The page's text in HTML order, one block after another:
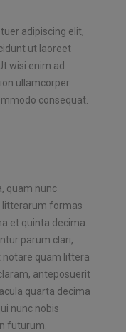
adipiscing elit,
ut laoreet
wisi enim ad
ullamcorper
consequat.
quam nunc
litterarum formas
et quinta decima.
parum clari,
quam littera
anteposuerit
quarta decima
nunc nobis
futurum.